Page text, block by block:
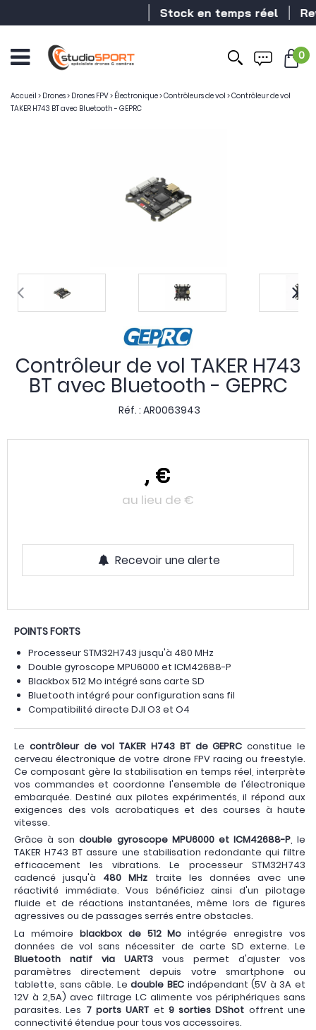
Stock en temps réel
0
Accueil > Drones> Drones FPV> Électronique>Contrôleurs de vol >Contrôleur de vol
TAKER H743 BT avec Bluetooth - GEPRC
Contrôleur de vol TAKER H743
BT avec Bluetooth - GEPRC
Réf. : AR0063943
, €
au lieu de €
Recevoir une alerte
POINTS FORTS
Processeur STM32H743 jusqu'à 480 MHz
Double gyroscope MPU6000 et ICM42688-P
Blackbox 512 Mo intégré sans carte SD
Bluetooth intégré pour configuration sans fil
Compatibilité directe DJI O3 et O4
Le contrôleur de vol TAKER H743 BT de GEPRC constitue le
cerveau électronique de votre drone FPV racing ou freestyle.
Ce composant gère la stabilisation en temps réel, interprète
vos commandes et coordonne l'ensemble de l'électronique
embarquée. Destiné aux pilotes expérimentés, il répond aux
exigences des vols acrobatiques et des courses à haute
vitesse.
Grâce à sondouble gyroscope MPU6000 et ICM42688-P, le
TAKER H743 BT assure une stabilisation redondante qui filtre
efficacement les vibrations. Le processeur STM32H743
cadencé jusqu'à 480 MHz traite les données avec une
réactivité immédiate. Vous bénéficiez ainsi d'un pilotage
fluide et de réactions instantanées, même lors de figures
agressives ou de passages serrés entre obstacles.
La mémoire blackbox de 512 Mo intégrée enregistre vos
données de vol sans nécessiter de carte SD externe. Le
Bluetooth natif via UART3 vous permet d'ajuster vos
paramètres directement depuis votre smartphone ou
tablette, sans câble. Ledouble BEC indépendant (5V à 3A et
12V à 2,5A) avec filtrage LC alimente vos périphériques sans
parasites. Les 7 ports UARTet 9 sorties DShot offrent une
connectivité étendue pour tous vos accessoires.